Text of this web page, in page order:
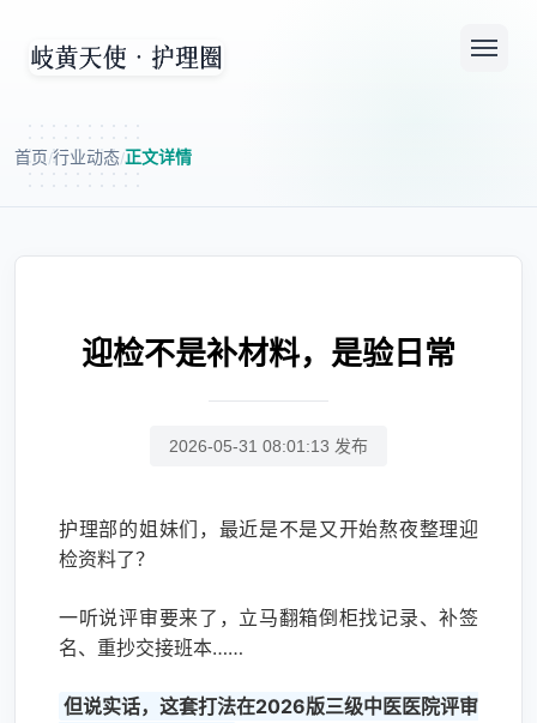
首页/行业动态/正文详情
迎检不是补材料，是验日常
2026-05-31 08:01:13 发布
护理部的姐妹们，最近是不是又开始熬夜整理迎
检资料了？
一听说评审要来了，立马翻箱倒柜找记录、补签
名、重抄交接班本……
但说实话，这套打法在2026版三级中医医院评审